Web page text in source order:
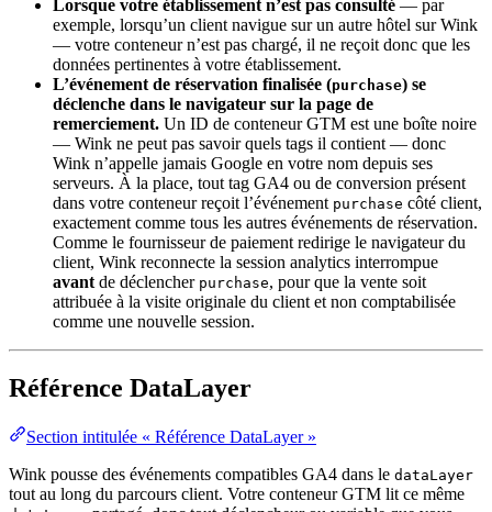
Lorsque votre établissement n’est pas consulté — par
exemple, lorsqu’un client navigue sur un autre hôtel sur Wink
— votre conteneur n’est pas chargé, il ne reçoit donc que les
données pertinentes à votre établissement.
L’événement de réservation finalisée (purchase) se
déclenche dans le navigateur sur la page de
remerciement. Un ID de conteneur GTM est une boîte noire
— Wink ne peut pas savoir quels tags il contient — donc
Wink n’appelle jamais Google en votre nom depuis ses
serveurs. À la place, tout tag GA4 ou de conversion présent
dans votre conteneur reçoit l’événement purchase côté client,
exactement comme tous les autres événements de réservation.
Comme le fournisseur de paiement redirige le navigateur du
client, Wink reconnecte la session analytics interrompue
avant de déclencher purchase, pour que la vente soit
attribuée à la visite originale du client et non comptabilisée
comme une nouvelle session.
Référence DataLayer
Section intitulée « Référence DataLayer »
Wink pousse des événements compatibles GA4 dans le dataLayer
tout au long du parcours client. Votre conteneur GTM lit ce même